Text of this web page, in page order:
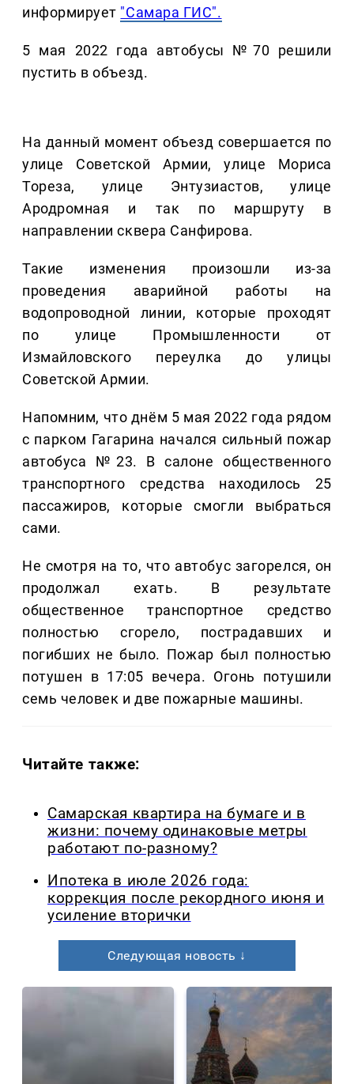
информирует "Самара ГИС".
5 мая 2022 года автобусы №70 решили
пустить в объезд.
На данный момент объезд совершается по
улице Советской Армии, улице Мориса
Тореза, улице Энтузиастов, улице
Ародромная и так по маршруту в
направлении сквера Санфирова.
Такие изменения произошли из-за
проведения аварийной работы на
водопроводной линии, которые проходят
по улице Промышленности от
Измайловского переулка до улицы
Советской Армии.
Напомним, что днём 5 мая 2022 года рядом
с парком Гагарина начался сильный пожар
автобуса №23. В салоне общественного
транспортного средства находилось 25
пассажиров, которые смогли выбраться
сами.
Не смотря на то, что автобус загорелся, он
продолжал ехать. В результате
общественное транспортное средство
полностью сгорело, пострадавших и
погибших не было. Пожар был полностью
потушен в 17:05 вечера. Огонь потушили
семь человек и две пожарные машины.
Читайте также:
Самарская квартира на бумаге и в
жизни: почему одинаковые метры
работают по-разному?
Ипотека в июле 2026 года:
коррекция после рекордного июня и
усиление вторички
Следующая новость ↓